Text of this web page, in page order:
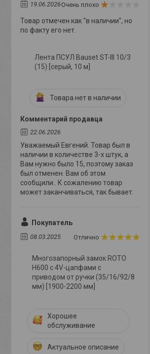
19.06.2026Очень плохо
Товар отмечен как "в наличии", но
по факту его нет.
Лента ПСУЛ Bauset ST-III 10/3
(15) [серый, 10 м]
Товара нет в наличии
Комментарий продавца
22.06.2026
Уважаемый Евгений. Товар был в
наличии в количестве 3-х штук, а
Вам нужно было 15, поэтому заказ
был отменен. Вам об этом
сообщили.. К сожалению товар
может заканчиваться, так бывает.
Покупатель
08.03.2025 Отлично
Многозапорный замок ROTO
Н600 с 4V-цапфами с
приводом от ручки (35/16/92/8
мм) [1900-2200 мм]
Хорошее
обслуживание
Актуальное описание